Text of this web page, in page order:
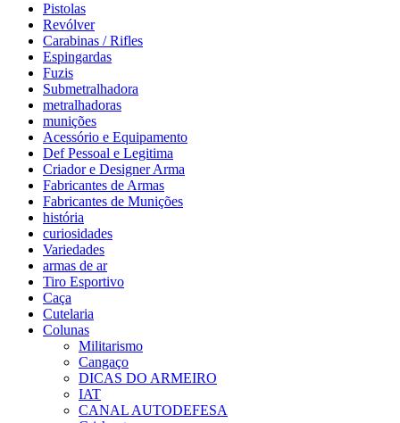
Pistolas
Revólver
Carabinas / Rifles
Espingardas
Fuzis
Submetralhadora
metralhadoras
munições
Acessório e Equipamento
Def Pessoal e Legitima
Criador e Designer Arma
Fabricantes de Armas
Fabricantes de Munições
história
curiosidades
Variedades
armas de ar
Tiro Esportivo
Caça
Cutelaria
Colunas
Militarismo
Cangaço
DICAS DO ARMEIRO
IAT
CANAL AUTODEFESA